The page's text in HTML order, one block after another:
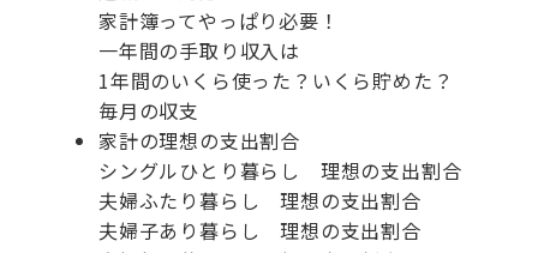
家計簿ってやっぱり必要！
一年間の手取り収入は
1年間のいくら使った？いくら貯めた？
毎月の収支
家計の理想の支出割合
シングルひとり暮らし 理想の支出割合
夫婦ふたり暮らし 理想の支出割合
夫婦子あり暮らし 理想の支出割合